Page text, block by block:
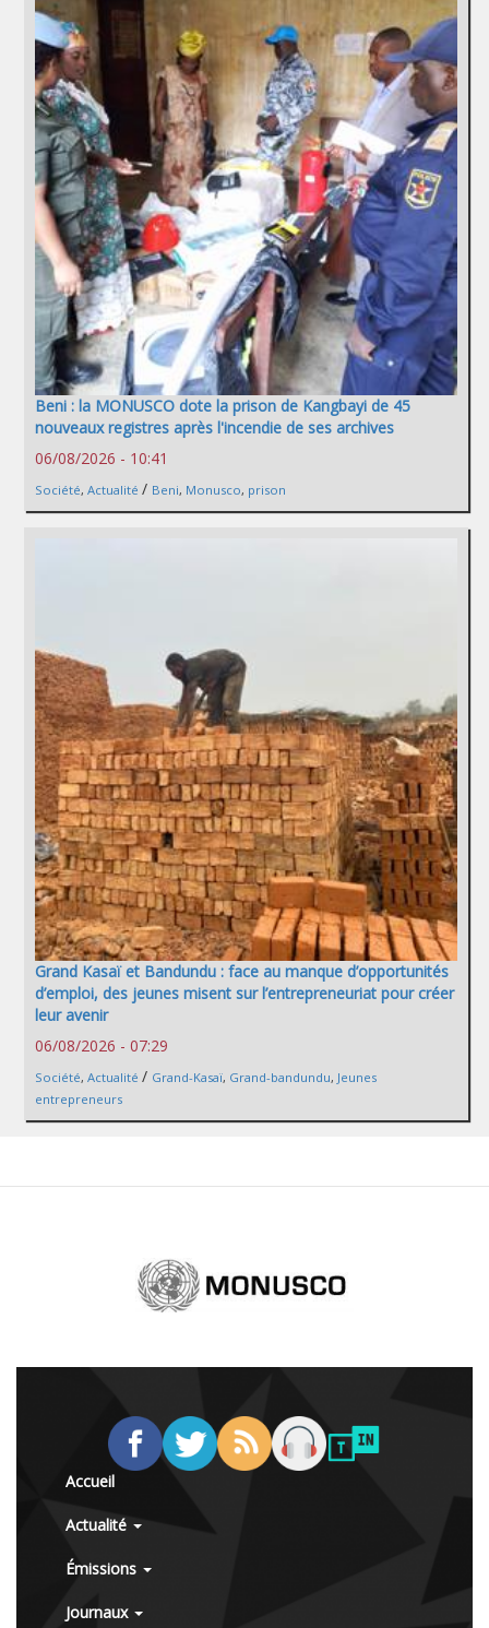
Beni : la MONUSCO dote la prison de Kangbayi de 45
nouveaux registres après l'incendie de ses archives
06/08/2026 - 10:41
Société, Actualité / Beni, Monusco, prison
Grand Kasaï et Bandundu : face au manque d’opportunités
d’emploi, des jeunes misent sur l’entrepreneuriat pour créer
leur avenir
06/08/2026 - 07:29
Société, Actualité / Grand-Kasaï, Grand-bandundu, Jeunes
entrepreneurs
Accueil
Actualité
Émissions
Journaux